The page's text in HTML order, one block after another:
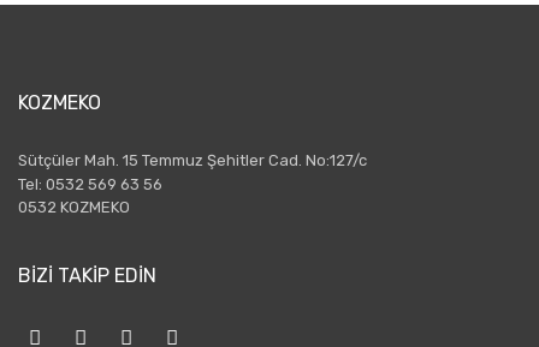
KOZMEKO
Sütçüler Mah. 15 Temmuz Şehitler Cad. No:127/c
Tel: 0532 569 63 56
0532 KOZMEKO
BİZİ TAKİP EDİN